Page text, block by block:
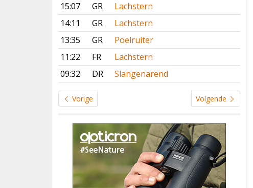
15:07
GR
Lachstern
14:11
GR
Lachstern
13:35
GR
Poelruiter
11:22
FR
Lachstern
09:32
DR Slangenarend
Vorige Volgende